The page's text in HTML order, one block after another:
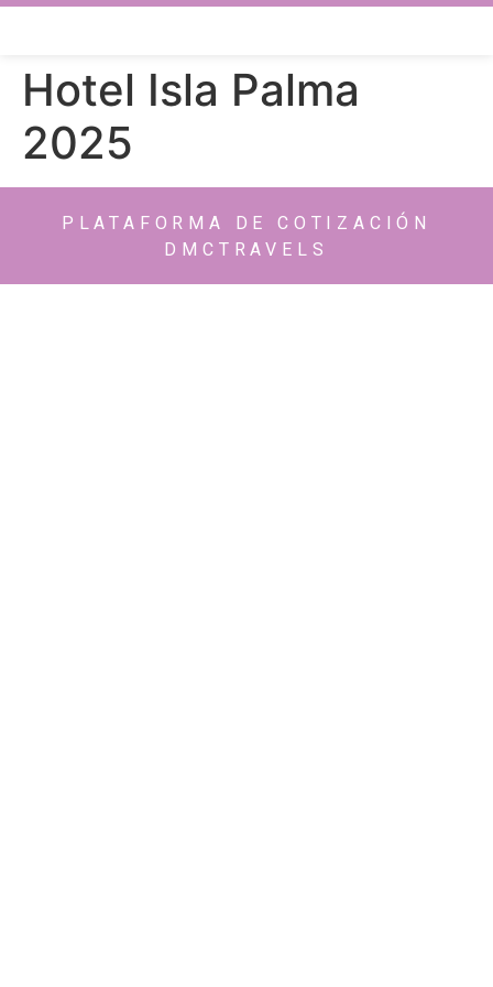
Hotel Isla Palma
2025
PLATAFORMA DE COTIZACIÓN
DMCTRAVELS